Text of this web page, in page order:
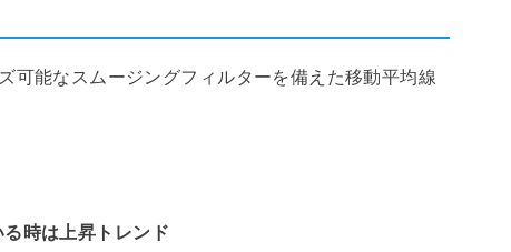
可能なスムージングフィルターを備えた移動平均線
時は上昇トレンド